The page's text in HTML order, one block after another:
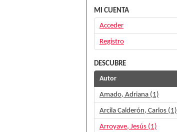
MI CUENTA
Acceder
Registro
DESCUBRE
Autor
Amado, Adriana (1)
Arcila Calderón, Carlos (1)
Arroyave, Jesús (1)